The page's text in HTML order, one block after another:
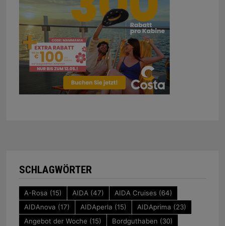
SCHLAGWÖRTER
A-Rosa (15) AIDA(47) AIDA Cruises (64)
AIDAnova (17) AIDAperla (15) AIDAprima (23)
Angebot der Woche (15) Bordguthaben (30)